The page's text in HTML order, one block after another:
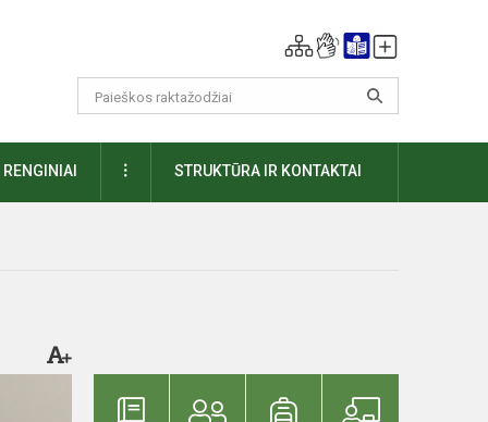
RENGINIAI DAUGIAUSTRUKTŪRA IR KONTAKTAI